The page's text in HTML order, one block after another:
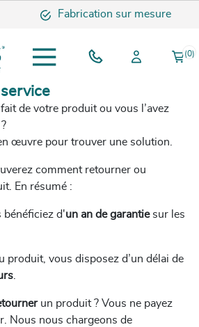
Fabrication sur mesure
(0)
de votre produit ou vous l’avez
œuvre pour trouver une solution.
comment retourner ou
En résumé :
bénéficiez d'un an de garantiesur les
produit, vous disposez d’un délai de
un produit ? Vous ne payez
Nous nous chargeons de